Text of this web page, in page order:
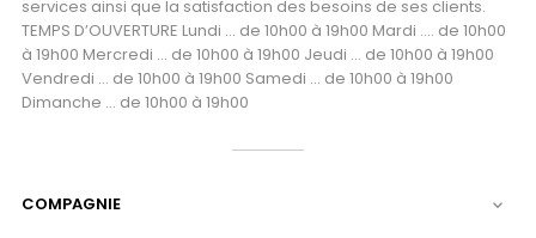
services ainsi que la satisfaction des besoins de ses clients.
TEMPS D’OUVERTURE Lundi ... de 10h00 à 19h00 Mardi .... de 10h00
à 19h00 Mercredi ... de 10h00 à 19h00 Jeudi ... de 10h00 à 19h00
Vendredi ... de 10h00 à 19h00 Samedi ... de 10h00 à 19h00
Dimanche ... de 10h00 à 19h00
COMPAGNIE 